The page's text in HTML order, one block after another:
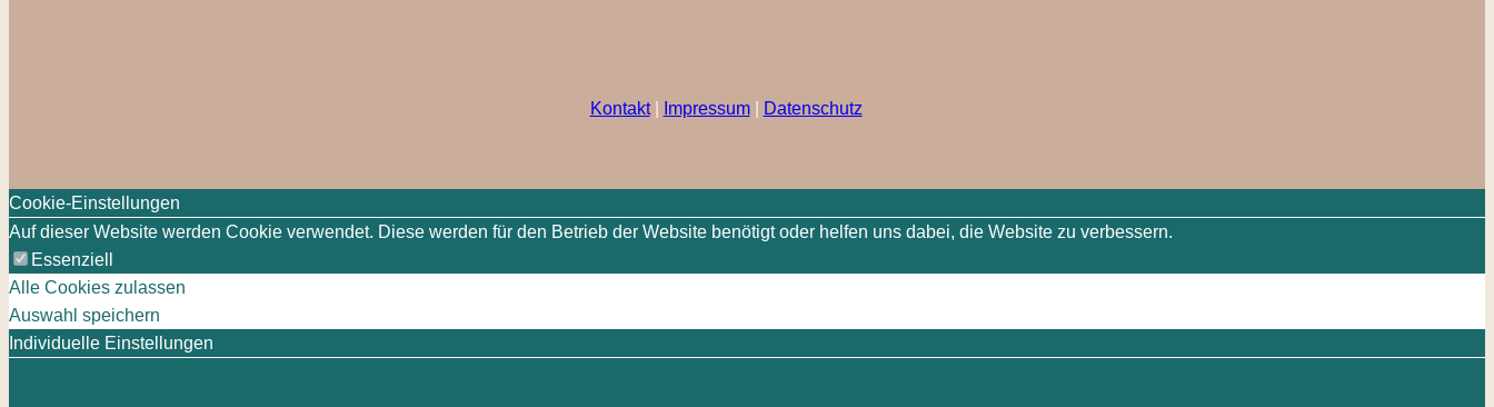
Kontakt| Impressum| Datenschutz
Cookie-Einstellungen
Auf dieser Website werden Cookie verwendet. Diese werden für den Betrieb der Website benötigt oder helfen uns dabei, die Website zu verbessern.
Essenziell
Alle Cookies zulassen
Auswahl speichern
Individuelle Einstellungen